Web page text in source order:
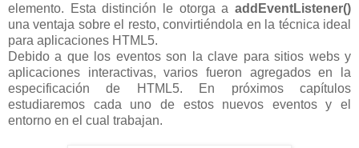
elemento. Esta distinción le otorga a addEventListener()
una ventaja sobre el resto, convirtiéndola en la técnica ideal
para aplicaciones HTML5.
Debido a que los eventos son la clave para sitios webs y
aplicaciones interactivas, varios fueron agregados en la
especificación de HTML5. En próximos capítulos
estudiaremos cada uno de estos nuevos eventos y el
entorno en el cual trabajan.